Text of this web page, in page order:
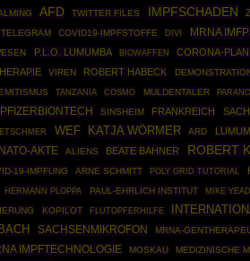
AFD TWITTER FILES IMPFSCHADEN
TELEGRAM COVID19-IMPFSTOFFE DIVI MRNA
P.L.O. LUMUMBA BIOWAFFEN CORONA-
VIREN ROBERT HABECK
TANZANIA COSMO MULDENTALER
PFIZERBIONTECH SINSHEIM FRANKREICH
WEF KATJA WÖRMER ARD
NATO-AKTE ALIENS BEATE BAHNER ROBERT
19-IMPFUNG ARNE SCHMITT POLY GRID TUTORIAL
HERMANN PLOPPA PAUL-EHRLICH INSTITUT MIKE
KOPILOT FLUTOPFERHILFE
SACHSENMIKROFON MRNA-
IMPFTECHNOLOGIE MOSKAU MEDIZINISCHE